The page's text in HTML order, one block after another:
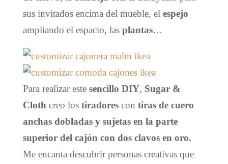
sus invitados encima del mueble, el espejo
ampliando el espacio, las plantas…
Para realizar este sencillo DIY, Sugar &
Cloth creo los tiradorescon tiras de cuero
anchas dobladas y sujetas en la parte
superior del cajón con dos clavos en oro.
Me encanta descubrir personas creativas que